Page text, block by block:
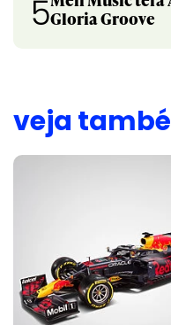
5Gloria Groove
veja